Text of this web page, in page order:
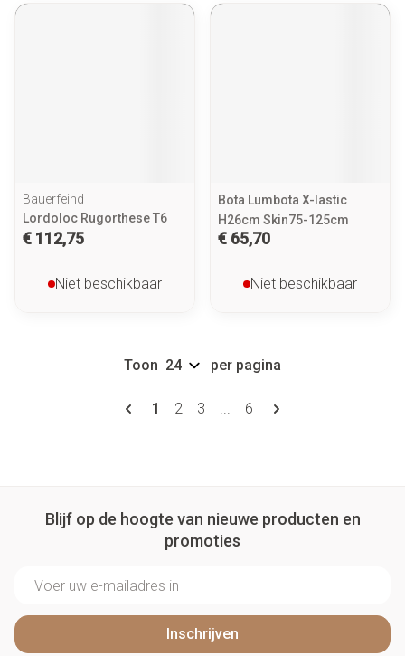
Bauerfeind
Lordoloc Rugorthese T6
€ 112,75
Niet beschikbaar
Bota Lumbota X-lastic
H26cm Skin75-125cm
€ 65,70
Niet beschikbaar
Pagina's
U lees momenteel pagina
1 Pagina
2 Pagina
3 ... Pagina
6
Toon per pagina
Blijf op de hoogte van nieuwe producten en
promoties
Inschrijven